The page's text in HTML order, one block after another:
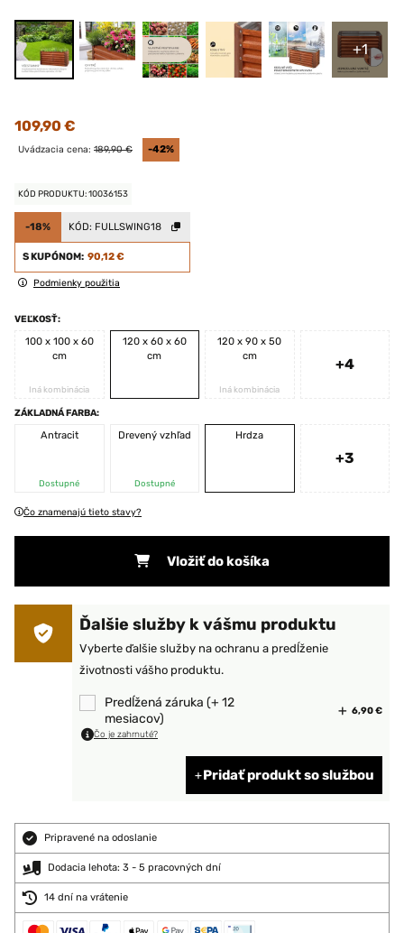
+1
109,90 €
Uvádzacia cena: 189,90 € -42%
KÓD PRODUKTU: 10036153
-18% KÓD: FULLSWING18
S KUPÓNOM: 90,12 €
Podmienky použitia
VEĽKOSŤ:
100 x 100 x 60
cm
Iná kombinácia
120 x 60 x 60
cm
120 x 90 x 50
cm
Iná kombinácia
+4
ZÁKLADNÁ FARBA:
Antracit
Dostupné
Drevený vzhľad
Dostupné
Hrdza
+3
Čo znamenajú tieto stavy?
Vložiť do košíka
Ďalšie služby k vášmu produktu
Vyberte ďalšie služby na ochranu a predĺženie
životnosti vášho produktu.
Predĺžená záruka (+ 12
mesiacov)
6,90 €
Čo je zahrnuté?
Pridať produkt so službou
Pripravené na odoslanie
Dodacia lehota: 3 - 5 pracovných dní
14 dní na vrátenie